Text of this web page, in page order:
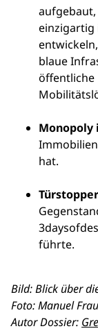
einzigartig
blaue
öffentliche
Monopoly
hat.
führte.
Bild: Blick über
Foto: Manuel
Autor Dossier: